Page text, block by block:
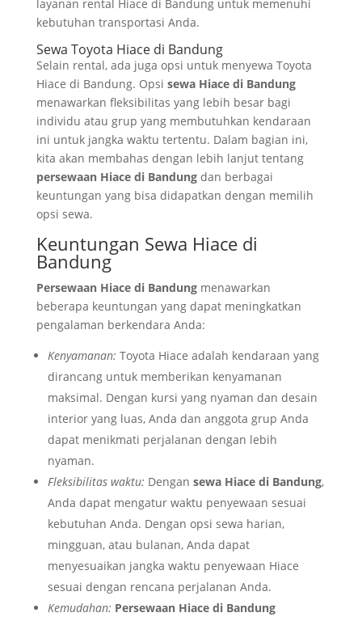
layanan rental Hiace di Bandung untuk memenuhi
kebutuhan transportasi Anda.
Sewa Toyota Hiace di Bandung
Selain rental, ada juga opsi untuk menyewa Toyota
Hiace di Bandung. Opsi sewa Hiace di Bandung
menawarkan fleksibilitas yang lebih besar bagi
individu atau grup yang membutuhkan kendaraan
ini untuk jangka waktu tertentu. Dalam bagian ini,
kita akan membahas dengan lebih lanjut tentang
persewaan Hiace di Bandungdan berbagai
keuntungan yang bisa didapatkan dengan memilih
opsi sewa.
Keuntungan Sewa Hiace di
Bandung
Persewaan Hiace di Bandungmenawarkan
beberapa keuntungan yang dapat meningkatkan
pengalaman berkendara Anda:
Kenyamanan: Toyota Hiace adalah kendaraan yang
dirancang untuk memberikan kenyamanan
maksimal. Dengan kursi yang nyaman dan desain
interior yang luas, Anda dan anggota grup Anda
dapat menikmati perjalanan dengan lebih
nyaman.
Fleksibilitas waktu: Dengan sewa Hiace di Bandung,
Anda dapat mengatur waktu penyewaan sesuai
kebutuhan Anda. Dengan opsi sewa harian,
mingguan, atau bulanan, Anda dapat
menyesuaikan jangka waktu penyewaan Hiace
sesuai dengan rencana perjalanan Anda.
Kemudahan: Persewaan Hiace di Bandung